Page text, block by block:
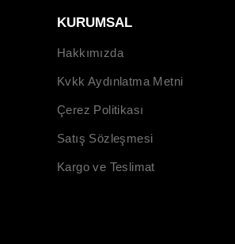
KURUMSAL
Hakkımızda
Kvkk Aydınlatma Metni
Çerez Politikası
Satış Sözleşmesi
Kargo ve Teslimat